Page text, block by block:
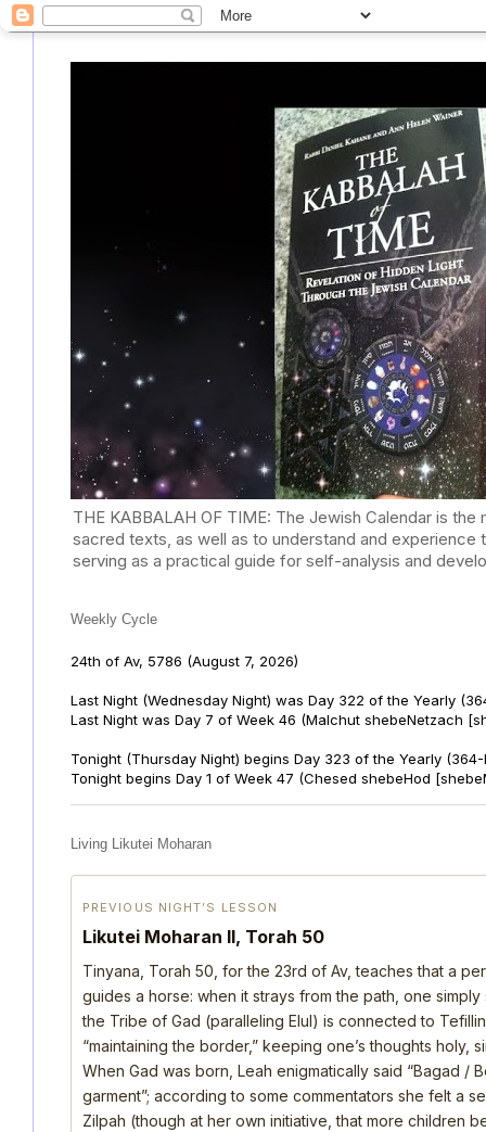
THE KABBALAH OF TIME: The Jewish Calendar is
sacred texts, as well as to understand and
serving as a practical guide for self-analysis and
Weekly Cycle
24th of Av, 5786 (August 7, 2026)
Last Night (Wednesday Night) was Day 322 of the Yearly
Last Night was Day 7 of Week 46 (Malchut shebeNetzach
Tonight (Thursday Night) begins Day 323 of the Yearly
Tonight begins Day 1 of Week 47 (Chesed shebeHod
Living Likutei Moharan
PREVIOUS NIGHT’S LESSON
Likutei Moharan II, Torah 50
Tinyana, Torah 50, for the 23rd of Av, teaches that a
guides a horse: when it strays from the path, one
the Tribe of Gad (paralleling Elul) is connected to
“maintaining the border,” keeping one’s thoughts holy,
When Gad was born, Leah enigmatically said “Bagad /
garment”; according to some commentators she felt a
Zilpah (though at her own initiative, that more children